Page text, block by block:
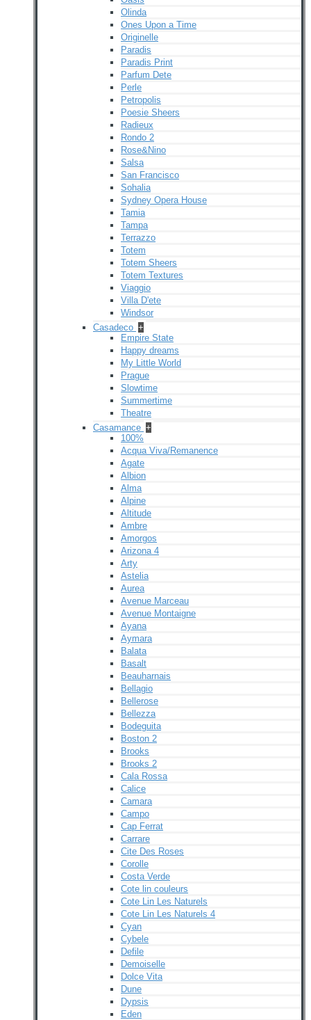
Olinda
Ones Upon a Time
Originelle
Paradis
Paradis Print
Parfum Dete
Perle
Petropolis
Poesie Sheers
Radieux
Rondo 2
Rose&Nino
Salsa
San Francisco
Sohalia
Sydney Opera House
Tamia
Tampa
Terrazzo
Totem
Totem Sheers
Totem Textures
Viaggio
Villa D'ete
Windsor
Casadeco +
Empire State
Happy dreams
My Little World
Prague
Slowtime
Summertime
Theatre
Casamance +
100%
Acqua Viva/Remanence
Agate
Albion
Alma
Alpine
Altitude
Ambre
Amorgos
Arizona 4
Arty
Astelia
Aurea
Avenue Marceau
Avenue Montaigne
Ayana
Aymara
Balata
Basalt
Beauharnais
Bellagio
Bellerose
Bellezza
Bodeguita
Boston 2
Brooks
Brooks 2
Cala Rossa
Calice
Camara
Campo
Cap Ferrat
Carrare
Cite Des Roses
Corolle
Costa Verde
Cote lin couleurs
Cote Lin Les Naturels
Cote Lin Les Naturels 4
Cyan
Cybele
Defile
Demoiselle
Dolce Vita
Dune
Dypsis
Eden